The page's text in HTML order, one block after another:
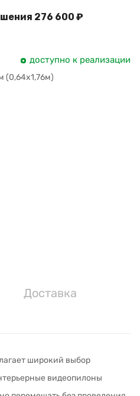
276 600 ₽
доступно к реализации
Доставка
широкий выбор
видеопилоны